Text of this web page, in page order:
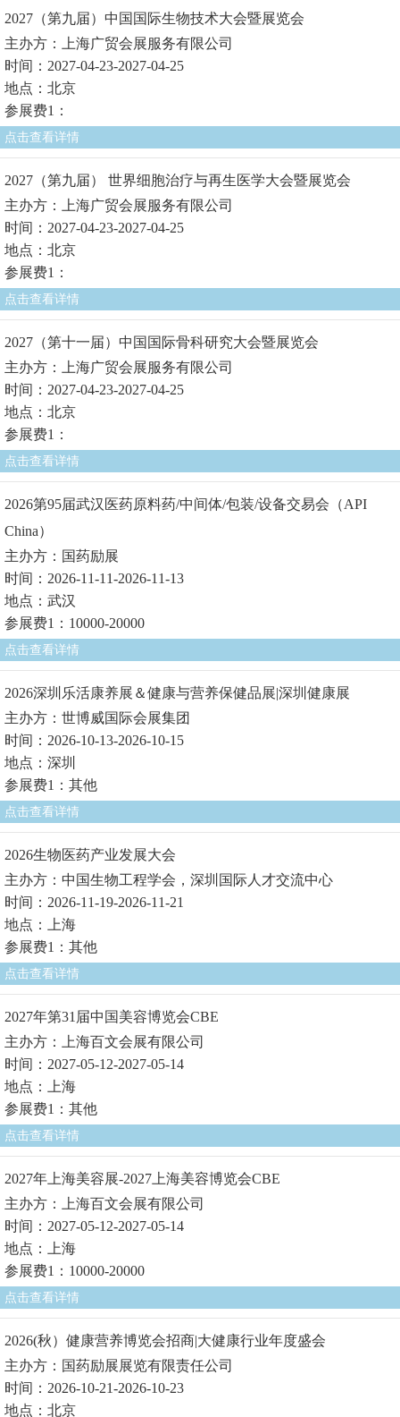
2027（第九届）中国国际生物技术大会暨展览会
主办方：上海广贸会展服务有限公司
时间：2027-04-23-2027-04-25
地点：北京
参展费1：
点击查看详情
2027（第九届） 世界细胞治疗与再生医学大会暨展览会
主办方：上海广贸会展服务有限公司
时间：2027-04-23-2027-04-25
地点：北京
参展费1：
点击查看详情
2027（第十一届）中国国际骨科研究大会暨展览会
主办方：上海广贸会展服务有限公司
时间：2027-04-23-2027-04-25
地点：北京
参展费1：
点击查看详情
2026第95届武汉医药原料药/中间体/包装/设备交易会（API
China）
主办方：国药励展
时间：2026-11-11-2026-11-13
地点：武汉
参展费1：10000-20000
点击查看详情
2026深圳乐活康养展＆健康与营养保健品展|深圳健康展
主办方：世博威国际会展集团
时间：2026-10-13-2026-10-15
地点：深圳
参展费1：其他
点击查看详情
2026生物医药产业发展大会
主办方：中国生物工程学会，深圳国际人才交流中心
时间：2026-11-19-2026-11-21
地点：上海
参展费1：其他
点击查看详情
2027年第31届中国美容博览会CBE
主办方：上海百文会展有限公司
时间：2027-05-12-2027-05-14
地点：上海
参展费1：其他
点击查看详情
2027年上海美容展-2027上海美容博览会CBE
主办方：上海百文会展有限公司
时间：2027-05-12-2027-05-14
地点：上海
参展费1：10000-20000
点击查看详情
2026(秋）健康营养博览会招商|大健康行业年度盛会
主办方：国药励展展览有限责任公司
时间：2026-10-21-2026-10-23
地点：北京